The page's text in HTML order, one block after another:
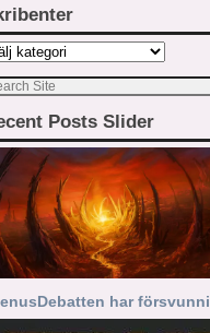
Posts Slider
har